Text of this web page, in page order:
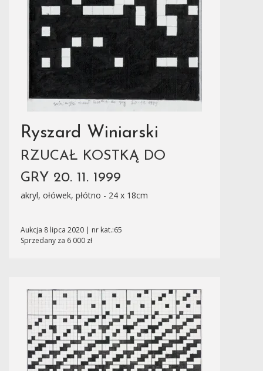
Ryszard Winiarski
RZUCAŁ KOSTKĄ DO
GRY 20. 11. 1999
akryl, ołówek, płótno - 24 x 18cm
Aukcja 8 lipca 2020 | nr kat.:65
Sprzedany za 6 000 zł